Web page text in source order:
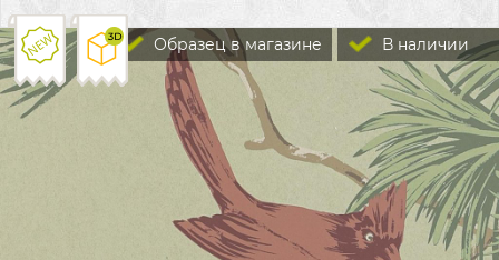
В наличии
Образец в магазине